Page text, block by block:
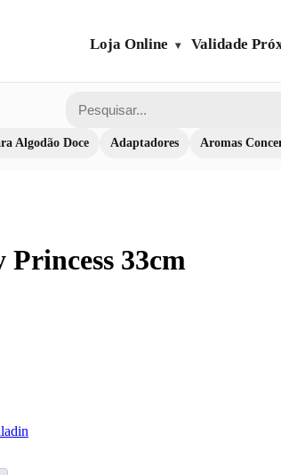
Loja Online Validade
Algodão Doce Adaptadores Aromas
33cm